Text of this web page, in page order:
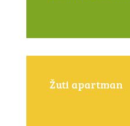
Žuti apartman